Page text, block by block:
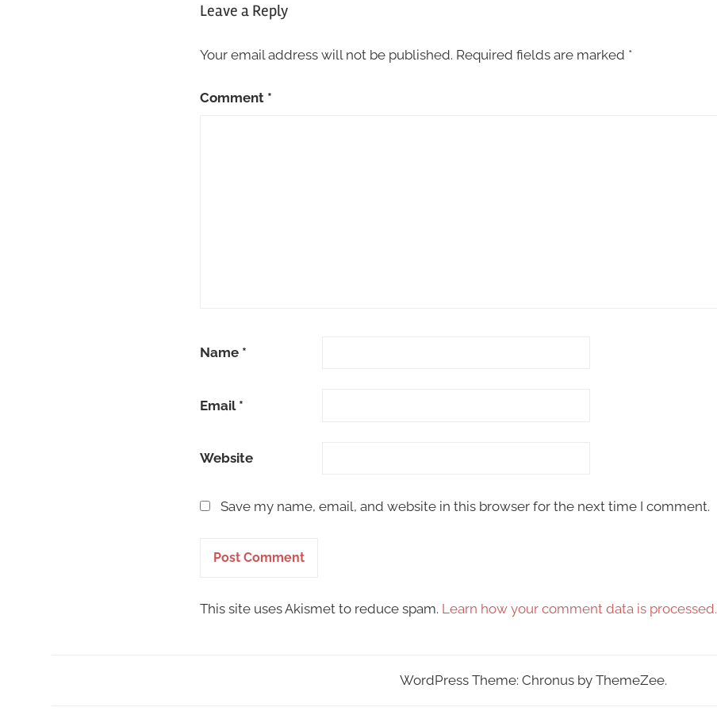
Leave a Reply
Your email address will not be published. Required fields are marked *
Comment *
Name *
Email *
Website
Save my name, email, and website in this browser for the next time I comment.
This site uses Akismet to reduce spam. Learn how your comment data is processed.
WordPress Theme: Chronus by ThemeZee.